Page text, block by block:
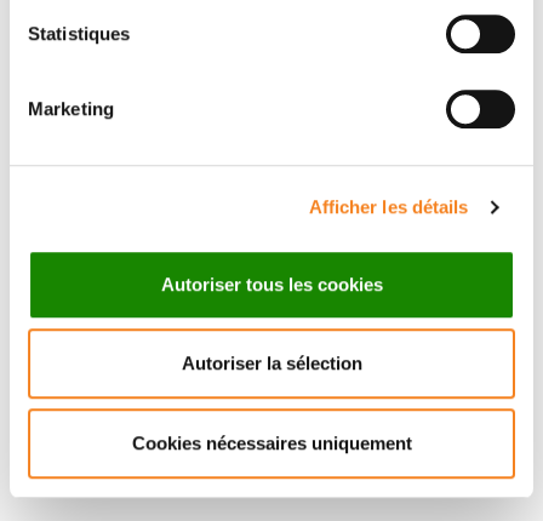
Statistiques
Marketing
Afficher les détails
Autoriser tous les cookies
Autoriser la sélection
Cookies nécessaires uniquement
Nous contacter